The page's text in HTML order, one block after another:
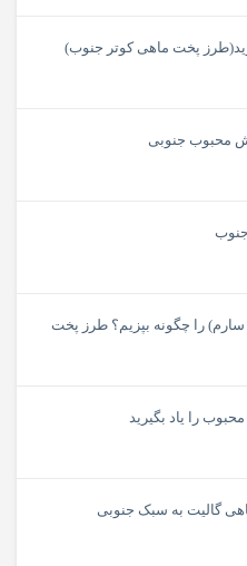
پخت ماهی کوتر جنوب)
محبوب جنوبی
را چگونه بپزیم؟ طرز پخت
را یاد بگیرید